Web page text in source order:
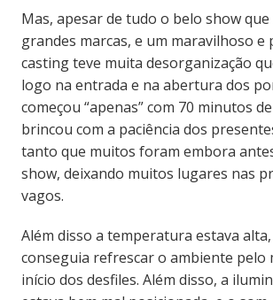
Mas, apesar de tudo o belo show
grandes marcas, e um maravilhoso e
casting teve muita desorganização
logo na entrada e na abertura dos
começou “apenas” com 70 minutos
brincou com a paciência dos
tanto que muitos foram embora
show, deixando muitos lugares nas
vagos.
Além disso a temperatura estava
conseguia refrescar o ambiente pelo
início dos desfiles. Além disso, a